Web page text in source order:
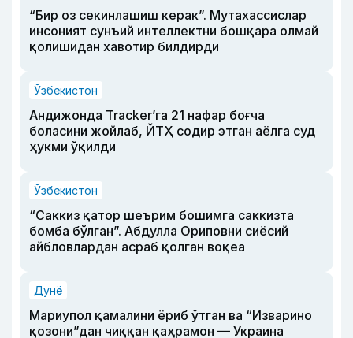
“Бир оз секинлашиш керак”. Мутахассислар
инсоният сунъий интеллектни бошқара олмай
қолишидан хавотир билдирди
Ўзбекистон
Андижонда Tracker’га 21 нафар боғча
боласини жойлаб, ЙТҲ содир этган аёлга суд
ҳукми ўқилди
Ўзбекистон
“Саккиз қатор шеърим бошимга саккизта
бомба бўлган”. Абдулла Ориповни сиёсий
айбловлардан асраб қолган воқеа
Дунё
Мариупол қамалини ёриб ўтган ва “Изварино
қозони”дан чиққан қаҳрамон — Украина